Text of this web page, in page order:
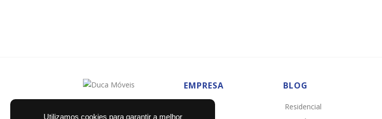
Utilizamos cookies para garantir a melhor
EMPRESA BLOG
Residencial